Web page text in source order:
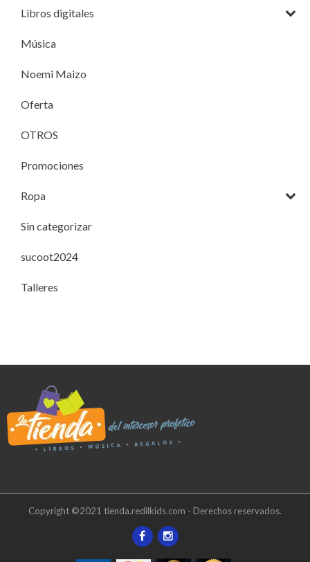
Libros digitales
Música
Noemi Maizo
Oferta
OTROS
Promociones
Ropa
Sin categorizar
sucoot2024
Talleres
Copyright ©2021 tienda.redilkids.com - Derechos reservados.